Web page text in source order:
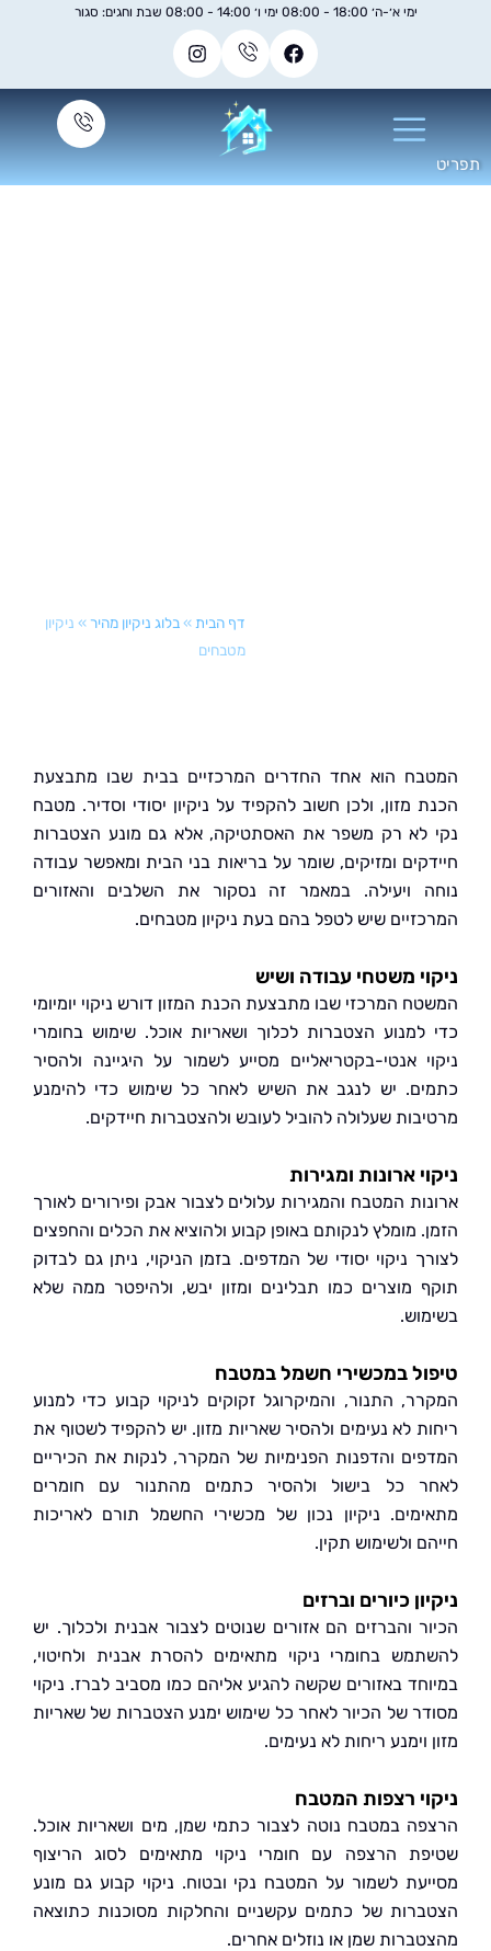
»בלוג ניקיון מהיר »ניקיון
הוא אחד החדרים המרכזיים בבית שבו מתבצעת
מזון, ולכן חשוב להקפיד על ניקיון יסודי וסדיר. מטבח
לא רק משפר את האסתטיקה, אלא גם מונע הצטברות
ומזיקים, שומר על בריאות בני הבית ומאפשר עבודה
ויעילה. במאמר זה נסקור את השלבים והאזורים
שיש לטפל בהם בעת ניקיון מטבחים.
משטחי עבודה ושיש
המרכזי שבו מתבצעת הכנת המזון דורש ניקוי יומיומי
הצטברות לכלוך ושאריות אוכל. שימוש בחומרי
אנטי-בקטריאליים מסייע לשמור על היגיינה ולהסיר
יש לנגב את השיש לאחר כל שימוש כדי להימנע
שעלולה להוביל לעובש ולהצטברות חיידקים.
ארונות ומגירות
המטבח והמגירות עלולים לצבור אבק ופירורים לאורך
מומלץ לנקותם באופן קבוע ולהוציא את הכלים והחפצים
ניקוי יסודי של המדפים. בזמן הניקוי, ניתן גם לבדוק
מוצרים כמו תבלינים ומזון יבש, ולהיפטר ממה שלא
במכשירי חשמל במטבח
התנור, והמיקרוגל זקוקים לניקוי קבוע כדי למנוע
לא נעימים ולהסיר שאריות מזון. יש להקפיד לשטוף את
והדפנות הפנימיות של המקרר, לנקות את הכיריים
כל בישול ולהסיר כתמים מהתנור עם חומרים
ניקיון נכון של מכשירי החשמל תורם לאריכות
ולשימוש תקין.
כיורים וברזים
והברזים הם אזורים שנוטים לצבור אבנית ולכלוך. יש
בחומרי ניקוי מתאימים להסרת אבנית ולחיטוי,
באזורים שקשה להגיע אליהם כמו מסביב לברז. ניקוי
של הכיור לאחר כל שימוש ימנע הצטברות של שאריות
וימנע ריחות לא נעימים.
רצפות המטבח
במטבח נוטה לצבור כתמי שמן, מים ושאריות אוכל.
הרצפה עם חומרי ניקוי מתאימים לסוג הריצוף
לשמור על המטבח נקי ובטוח. ניקוי קבוע גם מונע
של כתמים עקשניים והחלקות מסוכנות כתוצאה
שמן או נוזלים אחרים.